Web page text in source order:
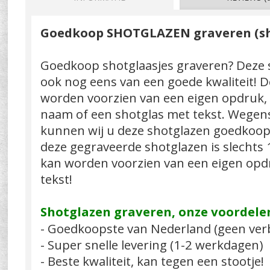
Goedkoop SHOTGLAZEN graveren
Goedkoop shotglaasjes graveren?
ook nog eens van een goede kwaliteit!
worden voorzien van een eigen
naam of een shotglas met tekst.
kunnen wij u deze shotglazen
deze gegraveerde shotglazen is
kan worden voorzien van een eigen
tekst!
Shotglazen graveren, onze
- Goedkoopste van Nederland (geen
- Super snelle levering (1-2 werkdagen)
- Beste kwaliteit, kan tegen een stootje!